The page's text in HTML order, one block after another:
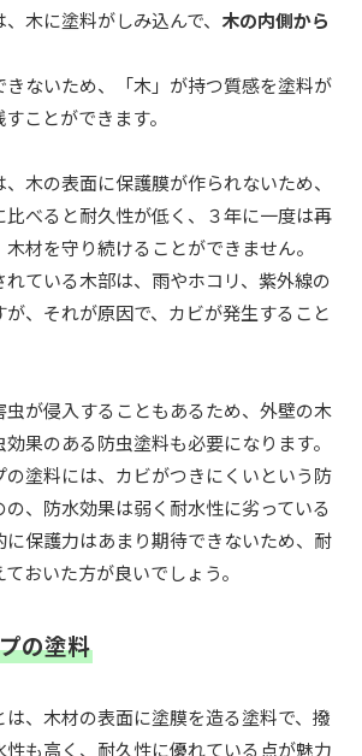
木に塗料がしみ込んで、 木の内側から
ないため、「木」が持つ質感を塗料が
ことができます。
木の表面に保護膜が作られないため、
べると耐久性が低く、３年に一度は再
材を守り続けることができません。
れている木部は、雨やホコリ、紫外線の
、それが原因で、カビが発生すること
虫が侵入することもあるため、外壁の木
果のある防虫塗料も必要になります。
の塗料には、カビがつきにくいという防
、防水効果は弱く耐水性に劣っている
に保護力はあまり期待できないため、耐
おいた方が良いでしょう。
の塗料
、木材の表面に塗膜を造る塗料で、撥
も高く、耐久性に優れている点が魅力